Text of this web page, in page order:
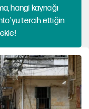
hangi kaynağı
tercih ettiğin